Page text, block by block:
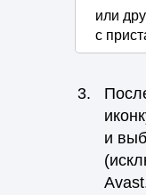
3.
и
или
с